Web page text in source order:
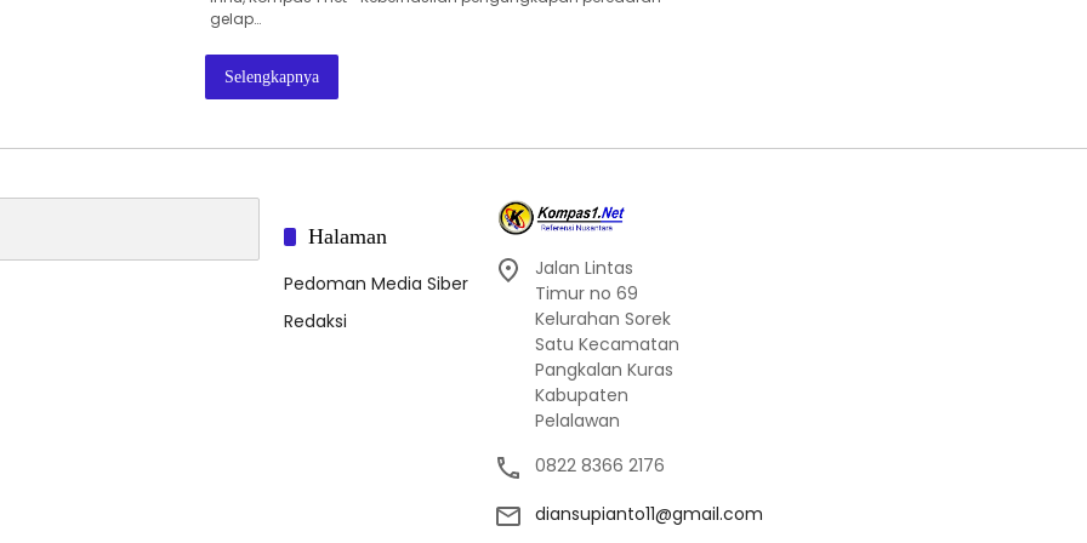
gelap…
Selengkapnya
Halaman
Pedoman Media Siber
Redaksi
Jalan Lintas
Timur no 69
Kelurahan Sorek
Satu Kecamatan
Pangkalan Kuras
Kabupaten
Pelalawan
0822 8366 2176
diansupianto11@gmail.com